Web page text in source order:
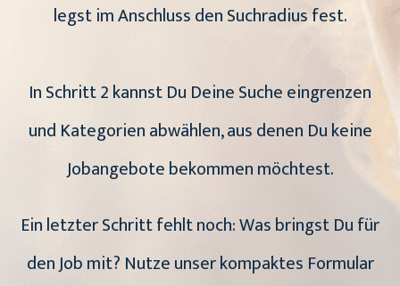
legst im Anschluss den Suchradius fest.
In Schritt 2 kannst Du Deine Suche eingrenzen
und Kategorien abwählen, aus denen Du keine
Jobangebote bekommen möchtest.
Ein letzter Schritt fehlt noch: Was bringst Du für
den Job mit? Nutze unser kompaktes Formular